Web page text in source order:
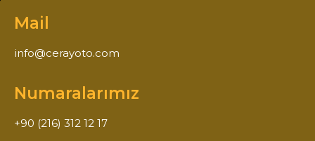
Mail
info@cerayoto.com
Numaralarımız
+90 (216) 312 12 17